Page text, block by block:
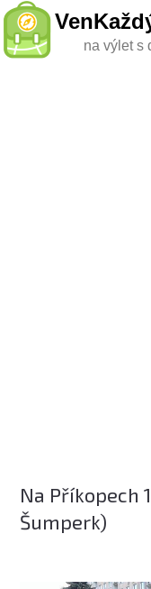
na výlet s
Na Příkopech
Šumperk)